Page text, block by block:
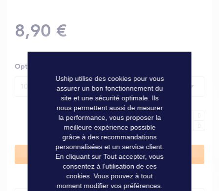
8,90 €
Options
10 mm
Ajouter au panier
Uship utilise des cookies pour vous
assurer un bon fonctionnement du
site et une sécurité optimale. Ils
nous permettent aussi de mesurer
la performance, vous proposer la
meilleure expérience possible
grâce à des recommandations
personnalisées et un service client.
En cliquant sur Tout accepter, vous
consentez à l'utilisation de ces
cookies. Vous pouvez à tout
moment modifier vos préférences.